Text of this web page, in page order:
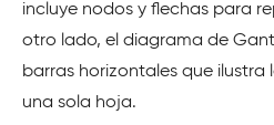
incluye nodos y flechas para
otro lado, el diagrama de
barras horizontales que ilustra
una sola hoja.